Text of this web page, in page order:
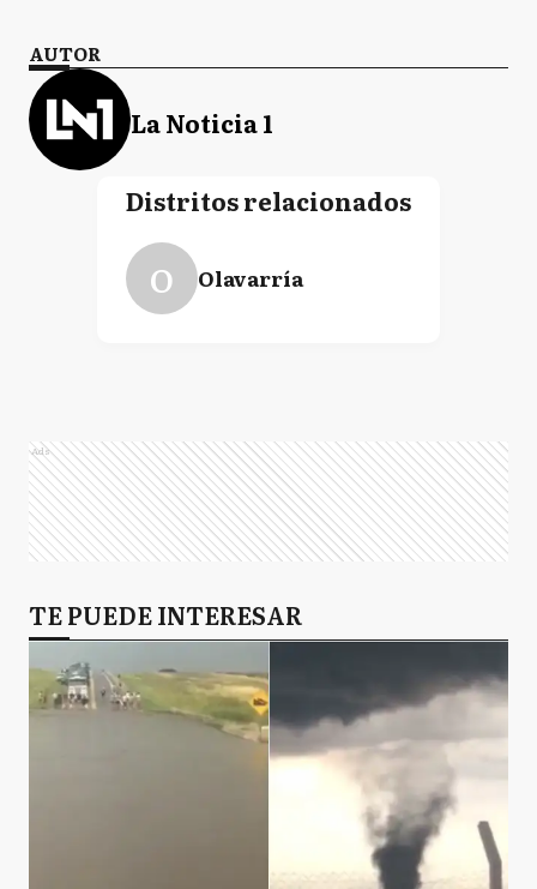
AUTOR
La Noticia 1
Distritos relacionados
O Olavarría
Ads
TE PUEDE INTERESAR